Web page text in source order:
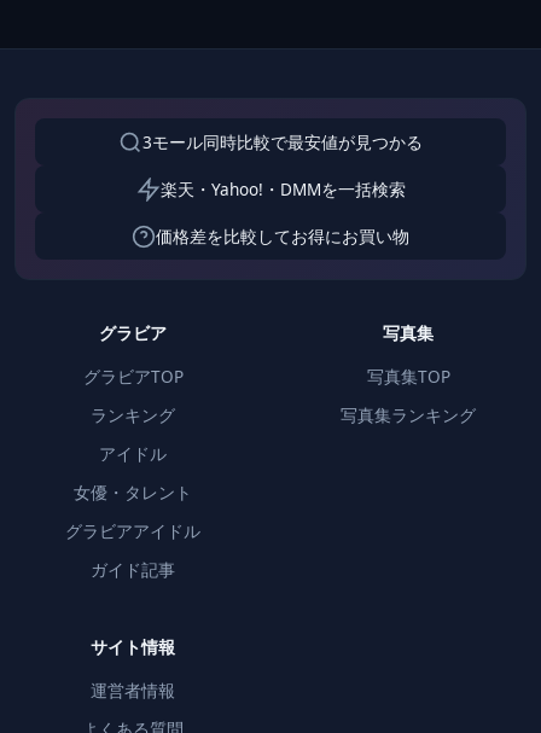
3モール同時比較で最安値が見つかる
楽天・Yahoo!・DMMを一括検索
価格差を比較してお得にお買い物
グラビア
グラビアTOP
ランキング
アイドル
女優・タレント
グラビアアイドル
ガイド記事
写真集
写真集TOP
写真集ランキング
サイト情報
運営者情報